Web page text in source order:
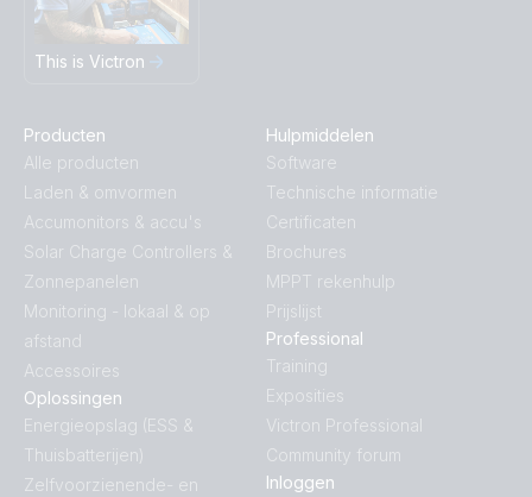
This is Victron
Producten
Alle producten
Laden & omvormen
Accumonitors & accu's
Solar Charge Controllers &
Zonnepanelen
Monitoring - lokaal & op
afstand
Accessoires
Oplossingen
Energieopslag (ESS &
Thuisbatterijen)
Zelfvoorzienende- en
Hulpmiddelen
Software
Technische informatie
Certificaten
Brochures
MPPT rekenhulp
Prijslijst
Professional
Training
Exposities
Victron Professional
Community forum
Inloggen